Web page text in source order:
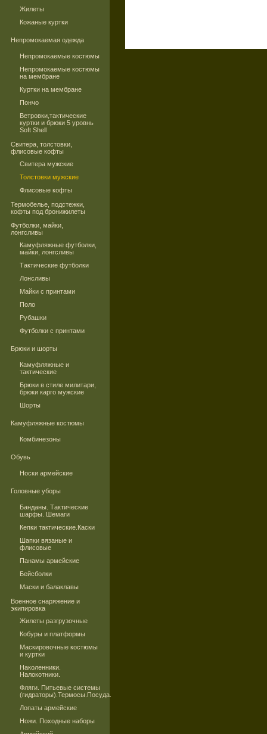
Жилеты
Кожаные куртки
Непромокаемая одежда
Непромокаемые костюмы
Непромокаемые костюмы
на мембране
Куртки на мембране
Пончо
Ветровки,тактические
куртки и брюки 5 уровнь
Soft Shell
Свитера, толстовки,
флисовые кофты
Свитера мужские
Толстовки мужские
Флисовые кофты
Термобелье, подстежки,
кофты под бронижилеты
Футболки, майки,
лонгсливы
Камуфляжные футболки,
майки, лонгсливы
Тактические футболки
Лонсливы
Майки с принтами
Поло
Рубашки
Футболки с принтами
Брюки и шорты
Камуфляжные и
тактические
Брюки в стиле милитари,
брюки карго мужские
Шорты
Камуфляжные костюмы
Комбинезоны
Обувь
Носки армейские
Головные уборы
Банданы. Тактические
шарфы. Шемаги
Кепки тактические.Каски
Шапки вязаные и
флисовые
Панамы армейские
Бейсболки
Маски и балаклавы
Военное снаряжение и
экипировка
Жилеты разгрузочные
Кобуры и платформы
Маскировочные костюмы
и куртки
Наколенники.
Налокотники.
Фляги. Питьевые системы
(гидраторы).Термосы.Посуда.
Лопаты армейские
Ножи. Походные наборы